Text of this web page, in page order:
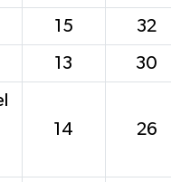
15 32
13 30
14 26